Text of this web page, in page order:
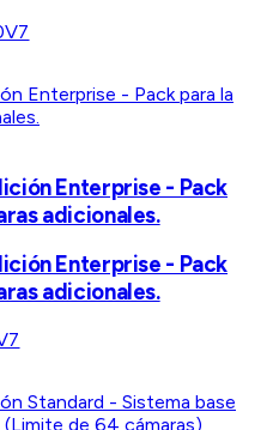
Enterprise - Pack
adicionales.
Enterprise - Pack
adicionales.